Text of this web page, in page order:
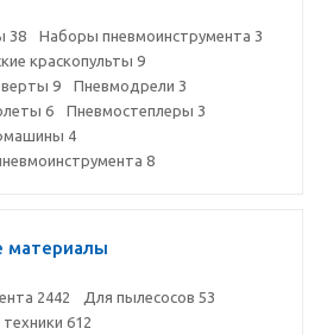
38 Наборы пневмоинструмента 3
краскопульты 9
9 Пневмодрели 3
6 Пневмостеплеры 3
4
8
материалы
2442 Для пылесосов 53
612